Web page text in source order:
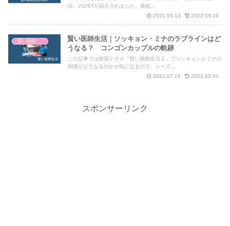
活」のOSTが紹介されました。番組...
2021.09.13
2022.09.19
賢い医師生活｜ソッキョン・ミナのラブラインはど
うなる？ コンゴンカップルの軌跡
この記事では韓国ドラマ「賢い医師生活２」でソッキョンとミナの
関係がどうなるのかが気になるので、シーズ...
2021.07.15
2022.02.01
スポンサーリンク